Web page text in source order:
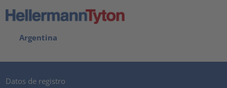
Argentina
Datos de registro